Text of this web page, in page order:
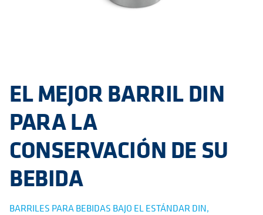
EL MEJOR BARRIL DIN
PARA LA
CONSERVACIÓN DE SU
BEBIDA
BARRILES PARA BEBIDAS BAJO EL ESTÁNDAR DIN,